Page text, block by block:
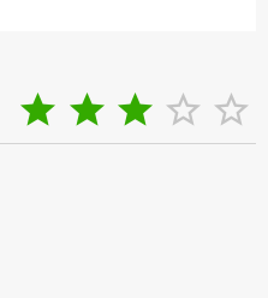
    